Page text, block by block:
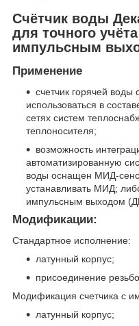
Счётчик воды
для точного
импульсным
Применение
счетчик горячей
использоваться в
сетях систем
теплоносителя;
возможность
автоматизированную
воды оснащен МИД-
устанавливать МИД;
импульсным выходом
Модификации:
Стандартное исполнение:
латунный корпус;
присоединение
Модификация счетчика с
латунный корпус;